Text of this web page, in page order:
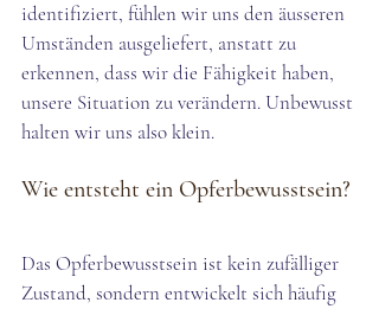
identifiziert, fühlen wir uns den äusseren
Umständen ausgeliefert, anstatt zu
erkennen, dass wir die Fähigkeit haben,
unsere Situation zu verändern. Unbewusst
halten wir uns also klein.
Wie entsteht ein Opferbewusstsein?
Das Opferbewusstsein ist kein zufälliger
Zustand, sondern entwickelt sich häufig